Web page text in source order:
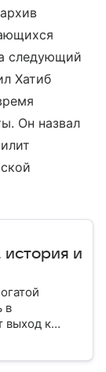
следующий
Хатиб
Он назвал
и
в
выход к
а также